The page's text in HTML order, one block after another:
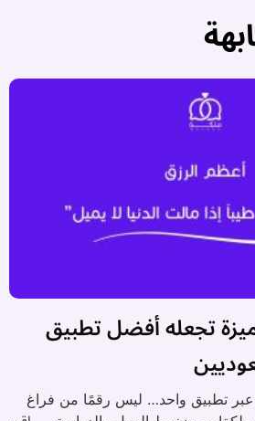
ملكة: 22 ميزة تجعله أفضل تطبيق
عبر تطبيق واحد… ليس رقمًا من فراغ